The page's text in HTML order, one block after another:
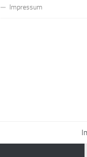
Impressum